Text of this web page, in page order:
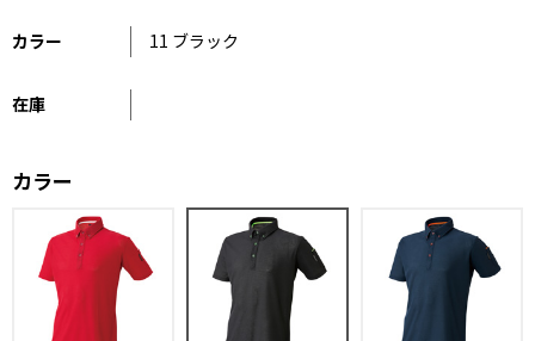
カラー 11 ブラック
在庫
カラー